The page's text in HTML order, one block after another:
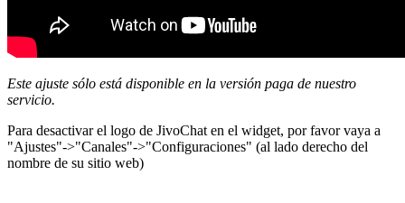
Este ajuste sólo está disponible en la versión paga de nuestro
servicio.
Para desactivar el logo de JivoChat en el widget, por favor vaya a
"Ajustes"->"Canales"->"Configuraciones" (al lado derecho del
nombre de su sitio web)